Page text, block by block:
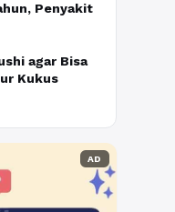
Penyakit
agar Bisa
Kukus
AD